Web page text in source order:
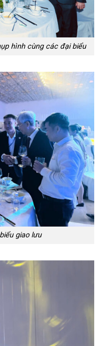
hình cùng các đại biểu
giao lưu